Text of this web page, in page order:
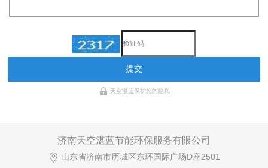
提交
天空湛蓝保护您的隐私
济南天空湛蓝节能环保服务有限公司
山东省济南市历城区东环国际广场D座2501